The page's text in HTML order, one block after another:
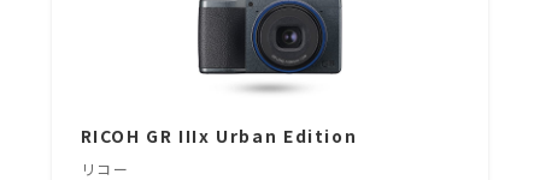
RICOH GR IIIx Urban Edition
リコー